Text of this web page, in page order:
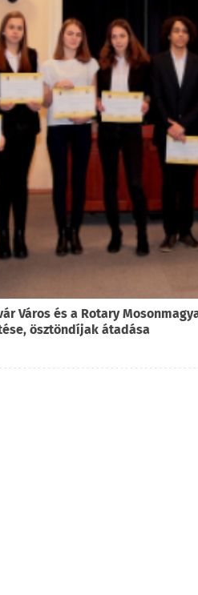
Város és a Rotary
ösztöndíjak átadása